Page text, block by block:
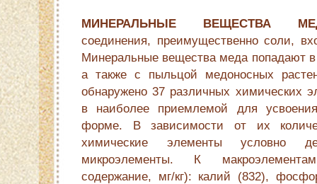
МИНЕРАЛЬНЫЕ ВЕЩЕСТВА
соединения, преимущественно соли,
Минеральные вещества меда попадают в
а также с пыльцой медоносных
обнаружено 37 различных химических
в наиболее приемлемой для
форме. В зависимости от их
химические элементы
микроэлементы. К
содержание, мг/кг): калий (832),